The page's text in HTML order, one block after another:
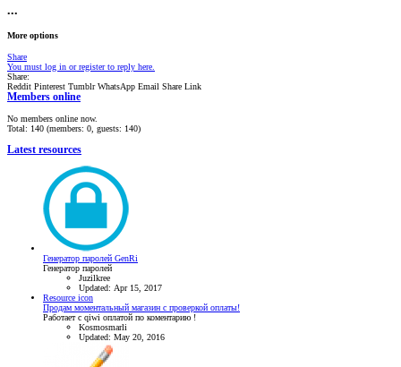
•••
More options
Share
You must log in or register to reply here.
Share:
Reddit Pinterest Tumblr WhatsApp Email Share Link
Members online
No members online now.
Total: 140 (members: 0, guests: 140)
Latest resources
Генератор паролей GenRi
Генератор паролей
Juzilkree
Updated: Apr 15, 2017
Resource icon
Продам моментальный магазин с проверкой оплаты!
Работает с qiwi оплатой по коментарию !
Kosmosmarli
Updated: May 20, 2016